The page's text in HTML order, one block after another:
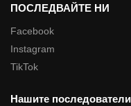
ПОСЛЕДВАЙТЕ НИ
Facebook
Instagram
TikTok
Нашите последователи